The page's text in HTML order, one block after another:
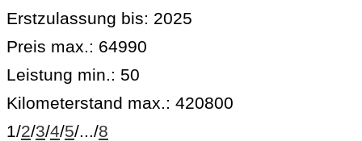
Erstzulassung bis: 2025
Preis max.: 64990
Leistung min.: 50
Kilometerstand max.: 420800
1/2/3/4/5/.../8